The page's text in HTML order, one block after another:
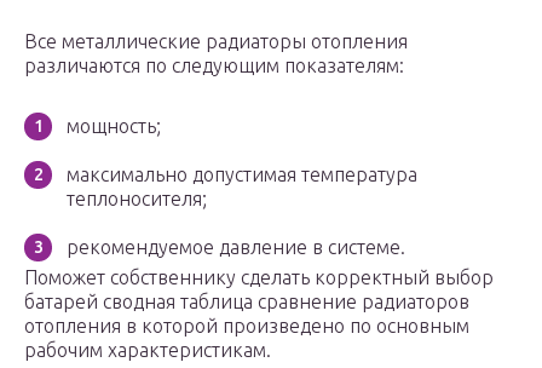
Все металлические радиаторы отопления
различаются по следующим показателям:
мощность;
максимально допустимая температура
теплоносителя;
рекомендуемое давление в системе.
Поможет собственнику сделать корректный выбор
батарей сводная таблица сравнение радиаторов
отопления в которой произведено по основным
рабочим характеристикам.